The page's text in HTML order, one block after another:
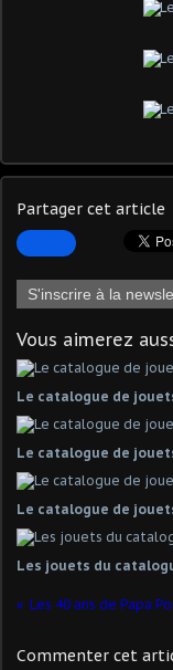
Partager cet article
S'inscrire à la
Vous aimerez
Le catalogue de
Le catalogue de
Le catalogue de
Les jouets du
Commenter cet